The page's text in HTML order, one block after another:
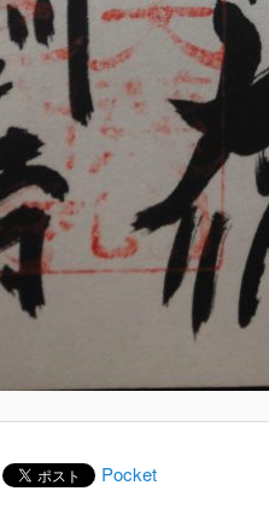
Pocket